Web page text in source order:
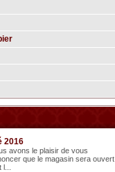
2016
avons le plaisir de vous
que le magasin sera ouvert